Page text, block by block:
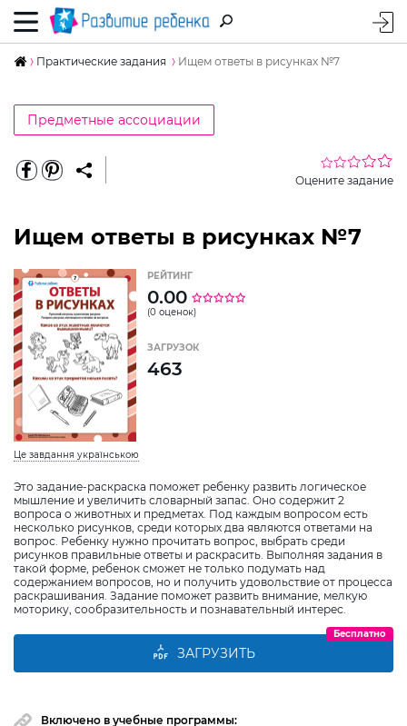
Практические задания Ищем ответы в рисунках №7
Предметные ассоциации
Оцените задание
Ищем ответы в рисунках №7
Це завдання українською
Это задание-раскраска поможет ребенку развить логическое
мышление и увеличить словарный запас. Оно содержит 2
вопроса о животных и предметах. Под каждым вопросом есть
несколько рисунков, среди которых два являются ответами на
вопрос. Ребенку нужно прочитать вопрос, выбрать среди
рисунков правильные ответы и раскрасить. Выполняя задания в
такой форме, ребенок сможет не только подумать над
содержанием вопросов, но и получить удовольствие от процесса
раскрашивания. Задание поможет развить внимание, мелкую
моторику, сообразительность и познавательный интерес.
РЕЙТИНГ
0.00
(0 оценок)
ЗАГРУЗОК
463
ЗАГРУЗИТЬ
Бесплатно
Включено в учебные программы: